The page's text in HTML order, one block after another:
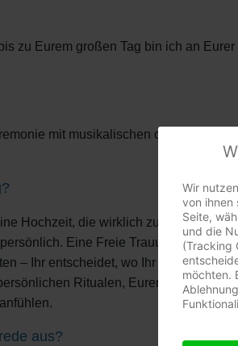
zu Eurem großen Tag bin ich an
mit musikalischen oder
Hochzeit, die wirklich zu ihnen
Eine Freie Trauung schenkt
– Ihr entscheidet, wo Ihr Euch das
Ritualen, Eurem
aus?
Wir
von ihnen
Seite,
und die
(Tracking
möchten.